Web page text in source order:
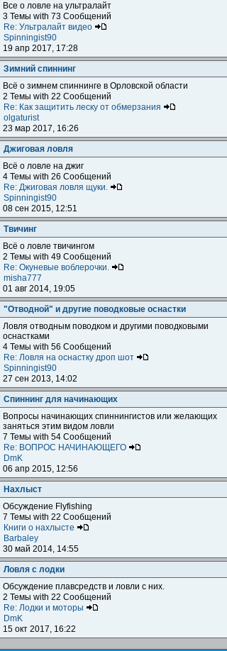
Все о ловле на ультралайт
3 Темы with 73 Сообщений
Re: Ультралайт видео
Spinningist90
19 апр 2017, 17:28
Зимний спиннинг
Всё о зимнем спиннинге в Орловской области
2 Темы with 22 Сообщений
Re: Как защитить леску от обмерзания
olgaturist
23 мар 2017, 16:26
Джиговая ловля
Всё о ловле на джиг
4 Темы with 26 Сообщений
Re: Джиговая ловля щуки.
Spinningist90
08 сен 2015, 12:51
Твичинг
Всё о ловле твичингом
2 Темы with 49 Сообщений
Re: Окуневые воблерочки.
misha777
01 авг 2014, 19:05
"Отводной" и другие поводковые оснастки
Ловля отводным поводком и другими поводковыми
оснастками
4 Темы with 56 Сообщений
Re: Ловля на оснастку дроп шот
Spinningist90
27 сен 2013, 14:02
Спиннинг для начинающих
Вопросы начинающих спиннингистов или желающих
заняться этим видом ловли
7 Темы with 54 Сообщений
Re: ВОПРОС НАЧИНАЮЩЕГО
DmK
06 апр 2015, 12:56
Нахлыст
Обсуждение Flyfishing
7 Темы with 22 Сообщений
Книги о нахлысте
Barbaley
30 май 2014, 14:55
Ловля с лодки
Обсуждение плавсредств и ловли с них.
2 Темы with 22 Сообщений
Re: Лодки и моторы
DmK
15 окт 2017, 16:22